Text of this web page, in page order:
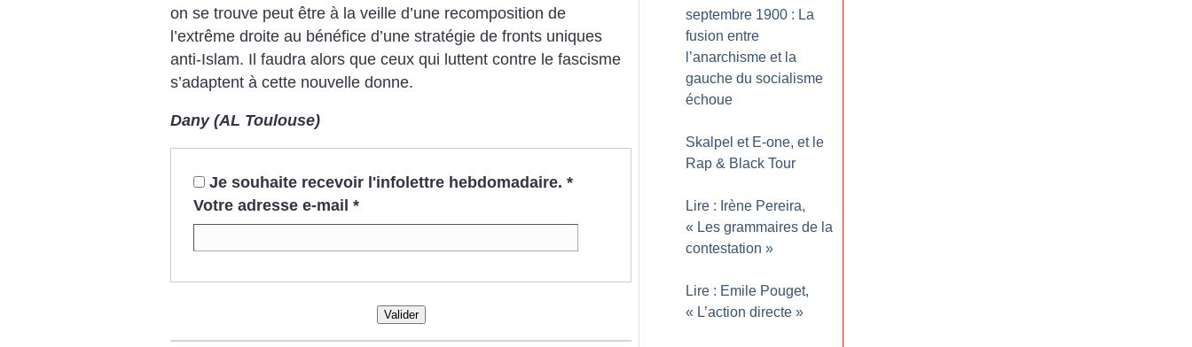
on se trouve peut être à la veille d’une recomposition de
l’extrême droite au bénéfice d’une stratégie de fronts uniques
anti-Islam. Il faudra alors que ceux qui luttent contre le fascisme
s’adaptent à cette nouvelle donne.
Dany (AL Toulouse)
Je souhaite recevoir l'infolettre hebdomadaire. *
Votre adresse e-mail *
Valider
septembre 1900 : La
fusion entre
l’anarchisme et la
gauche du socialisme
échoue
Skalpel et E-one, et le
Rap & Black Tour
Lire : Irène Pereira,
« Les grammaires de la
contestation »
Lire : Emile Pouget,
« L’action directe »